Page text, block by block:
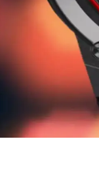
Gelişmiş
öne çıkan
Watch 4
Kolaylaştıran
özellikleriyle öne